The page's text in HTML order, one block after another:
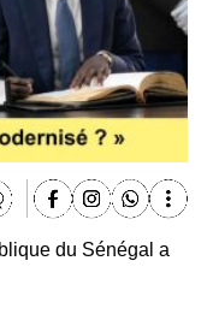
du Sénégal a